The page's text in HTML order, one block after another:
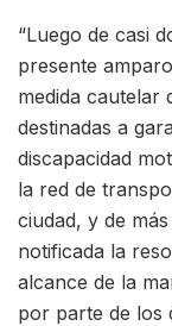
“Luego de casi
presente
medida cautelar
destinadas a
discapacidad
la red de
ciudad, y de
notificada la
alcance de la
por parte de los